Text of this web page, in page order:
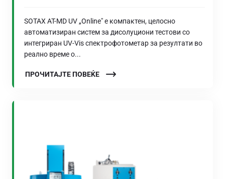
SOTAX AT-MD UV „Online" е компактен, целосно
автоматизиран систем за дисолуциони тестови со
интегриран UV-Vis спектрофотометар за резултати во
реално време о...
ПРОЧИТАЈТЕ ПОВЕЌЕ